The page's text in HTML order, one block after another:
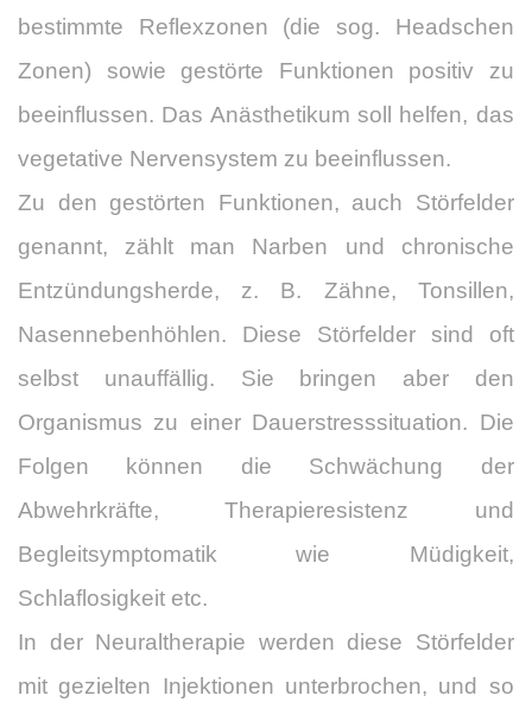
bestimmte Reflexzonen (die sog. Headschen
Zonen) sowie gestörte Funktionen positiv zu
beeinflussen. Das Anästhetikum soll helfen, das
vegetative Nervensystem zu beeinflussen.
Zu den gestörten Funktionen, auch Störfelder
genannt, zählt man Narben und chronische
Entzündungsherde, z. B. Zähne, Tonsillen,
Nasennebenhöhlen. Diese Störfelder sind oft
selbst unauffällig. Sie bringen aber den
Organismus zu einer Dauerstresssituation. Die
Folgen können die Schwächung der
Abwehrkräfte, Therapieresistenz und
Begleitsymptomatik wie Müdigkeit,
Schlaflosigkeit etc.
In der Neuraltherapie werden diese Störfelder
mit gezielten Injektionen unterbrochen, und so